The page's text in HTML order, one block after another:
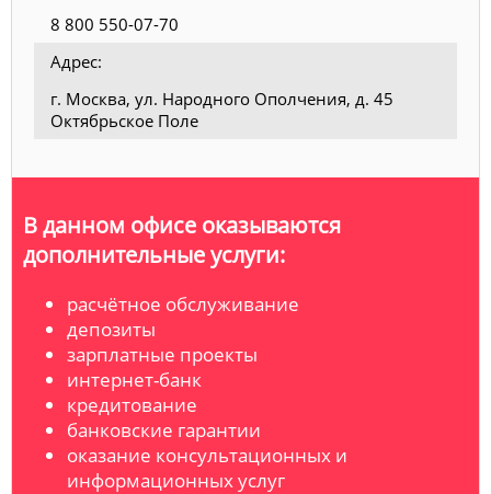
8 800 550-07-70
Адрес:
г. Москва, ул. Народного Ополчения, д. 45
Октябрьское Поле
В данном офисе оказываются
дополнительные услуги:
расчётное обслуживание
депозиты
зарплатные проекты
интернет-банк
кредитование
банковские гарантии
оказание консультационных и
информационных услуг